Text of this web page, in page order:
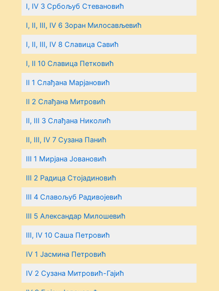
I, IV 3 Србољуб Стевановић
I, II, III, IV 6 Зоран Милосављевић
I, II, III, IV 8 Славица Савић
I, II 10 Славица Петковић
II 1 Слађана Марјановић
II 2 Слађана Митровић
II, III 3 Слађана Николић
II, III, IV 7 Сузана Панић
III 1 Мирјана Јовановић
III 2 Радица Стојадиновић
III 4 Славољуб Радивојевић
III 5 Александар Милошевић
III, IV 10 Саша Петровић
IV 1 Јасмина Петровић
IV 2 Сузана Митровић-Гајић